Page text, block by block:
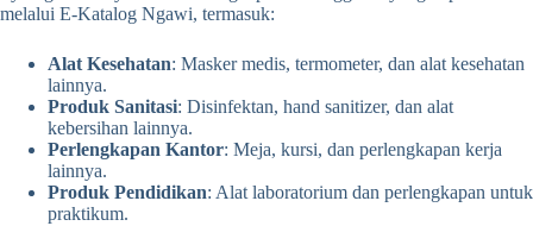
melalui E-Katalog Ngawi, termasuk:
Alat Kesehatan: Masker medis, termometer, dan alat kesehatan
lainnya.
Produk Sanitasi: Disinfektan, hand sanitizer, dan alat
kebersihan lainnya.
Perlengkapan Kantor: Meja, kursi, dan perlengkapan kerja
lainnya.
Produk Pendidikan: Alat laboratorium dan perlengkapan untuk
praktikum.